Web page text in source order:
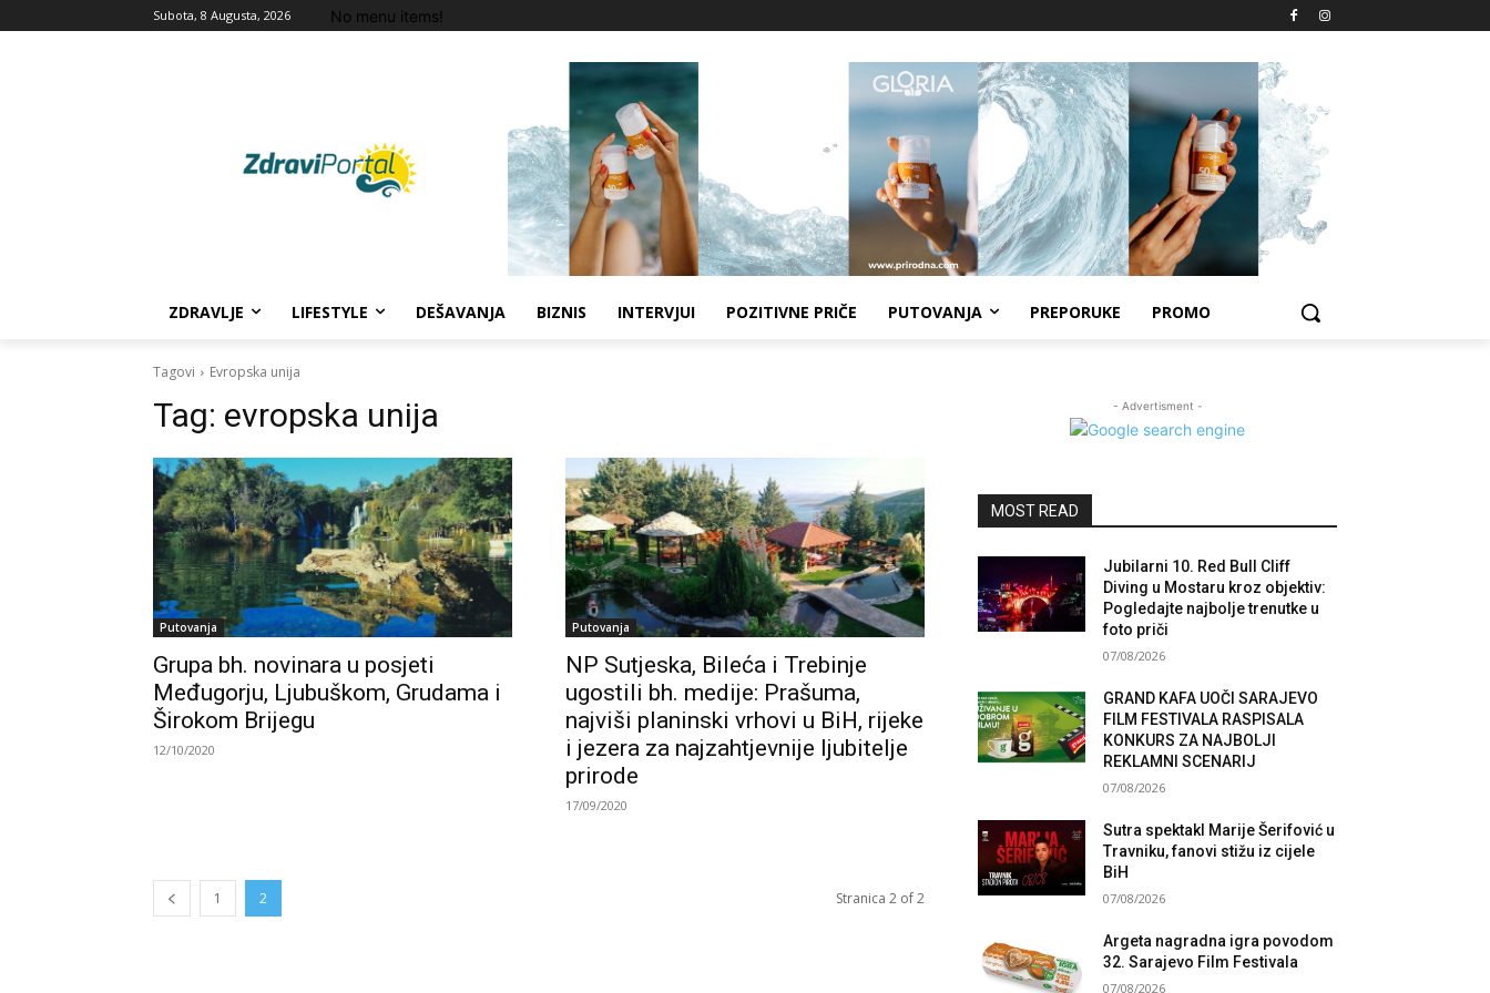
Subota, 8 Augusta, 2026 No menu items!
ZDRAVLJE LIFESTYLE DEŠAVANJA BIZNIS INTERVJUI POZITIVNE PRIČE PUTOVANJA PREPORUKE PROMO
Tagovi Evropska unija
Tag: evropska unija
Putovanja
Grupa bh. novinara u posjeti
Međugorju, Ljubuškom, Grudama i
Širokom Brijegu
12/10/2020
Putovanja
NP Sutjeska, Bileća i Trebinje
ugostili bh. medije: Prašuma,
najviši planinski vrhovi u BiH, rijeke
i jezera za najzahtjevnije ljubitelje
prirode
17/09/2020
1 2 Stranica 2 of 2
- Advertisment -
MOST READ
Jubilarni 10. Red Bull Cliff
Diving u Mostaru kroz objektiv:
Pogledajte najbolje trenutke u
foto priči
07/08/2026
GRAND KAFA UOČI SARAJEVO
FILM FESTIVALA RASPISALA
KONKURS ZA NAJBOLJI
REKLAMNI SCENARIJ
07/08/2026
Sutra spektakl Marije Šerifović u
Travniku, fanovi stižu iz cijele
BiH
07/08/2026
Argeta nagradna igra povodom
32. Sarajevo Film Festivala
07/08/2026